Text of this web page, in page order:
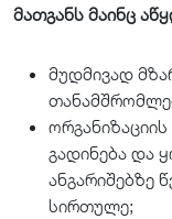
მათგანს მაინც
მუდმივად
გადინება და
ანგარიშებზე
სირთულე;